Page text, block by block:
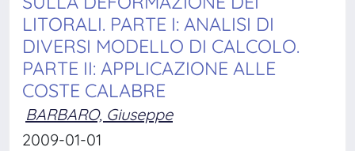
LITORALI. PARTE I: ANALISI DI
DIVERSI MODELLO DI CALCOLO.
PARTE II: APPLICAZIONE ALLE
COSTE CALABRE
BARBARO, Giuseppe
2009-01-01